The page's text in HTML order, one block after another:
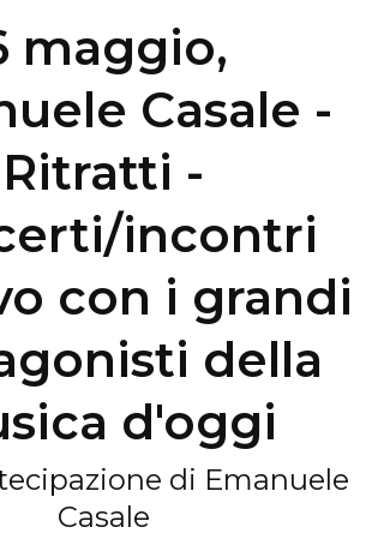
maggio,
Casale -
Ritratti -
incontri
con i grandi
della
d'oggi
di Emanuele
Casale